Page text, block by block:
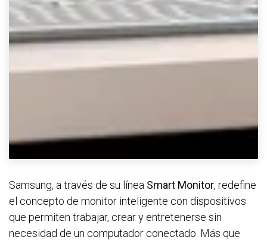
Samsung, a través de su línea Smart Monitor, redefine
el concepto de monitor inteligente con dispositivos
que permiten trabajar, crear y entretenerse sin
necesidad de un computador conectado. Más que